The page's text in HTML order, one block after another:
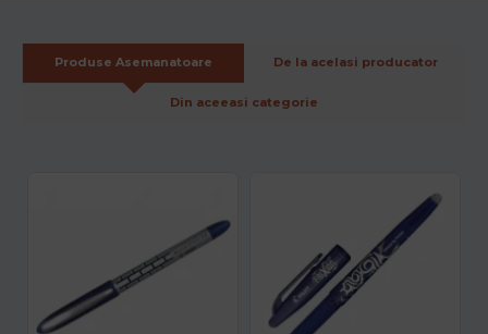
Produse Asemanatoare De la acelasi producator
Din aceeasi categorie